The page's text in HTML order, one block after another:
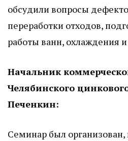
обсудили вопросы
переработки отходов,
работы ванн, охлаждения и
Начальник
Челябинского
Печенкин:
Семинар был